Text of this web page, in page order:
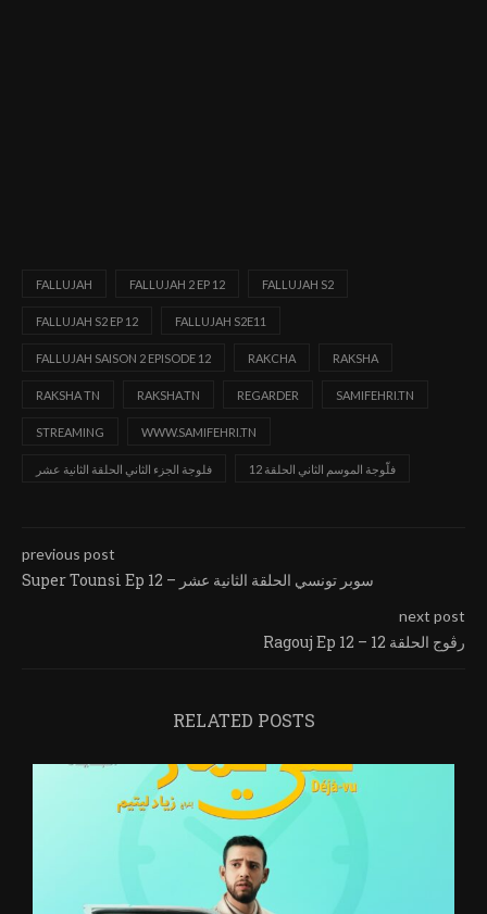
FALLUJAH FALLUJAH 2 EP 12 FALLUJAH S2
FALLUJAH S2 EP 12 FALLUJAH S2E11
FALLUJAH SAISON 2 EPISODE 12 RAKCHA RAKSHA
RAKSHA TN RAKSHA.TN REGARDER SAMIFEHRI.TN
STREAMING WWW.SAMIFEHRI.TN
فلوجة الجزء الثاني الحلقة الثانية عشر فلّوجة الموسم الثاني الحلقة 12
previous post
Super Tounsi Ep 12 – سوبر تونسي الحلقة الثانية عشر
next post
Ragouj Ep 12 – رڨوج الحلقة 12
RELATED POSTS